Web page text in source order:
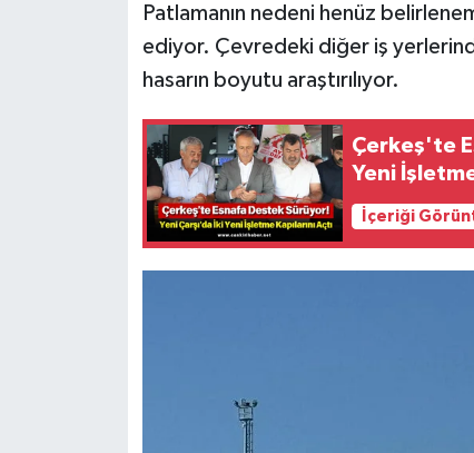
Patlamanın nedeni henüz
ediyor. Çevredeki diğer iş
hasarın boyutu araştırılıyor.
Çerkeş'te
Yeni İşletme
İçeriği